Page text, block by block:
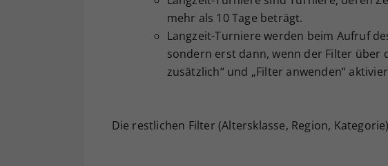
mehr als 10 Tage beträgt.
Langzeit-Turniere werden beim Aufruf
sondern erst dann, wenn der Filter über
zusätzlich“ und „Filter anwenden“
Die restlichen Filter (Altersklasse, Region,